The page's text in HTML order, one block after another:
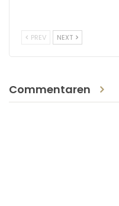
PREV NEXT
Commentaren